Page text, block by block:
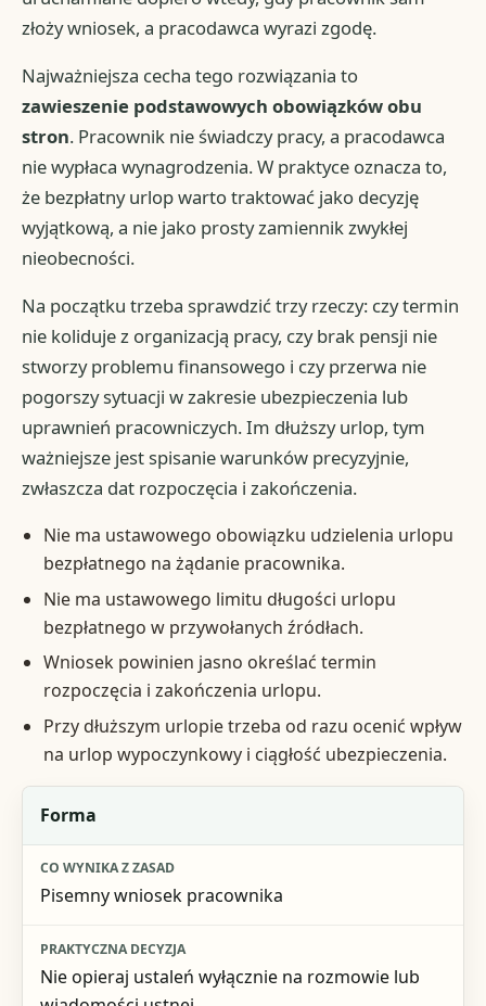
złoży wniosek, a pracodawca wyrazi zgodę.
Najważniejsza cecha tego rozwiązania to
zawieszenie podstawowych obowiązków obu
stron. Pracownik nie świadczy pracy, a pracodawca
nie wypłaca wynagrodzenia. W praktyce oznacza to,
że bezpłatny urlop warto traktować jako decyzję
wyjątkową, a nie jako prosty zamiennik zwykłej
nieobecności.
Na początku trzeba sprawdzić trzy rzeczy: czy termin
nie koliduje z organizacją pracy, czy brak pensji nie
stworzy problemu finansowego i czy przerwa nie
pogorszy sytuacji w zakresie ubezpieczenia lub
uprawnień pracowniczych. Im dłuższy urlop, tym
ważniejsze jest spisanie warunków precyzyjnie,
zwłaszcza dat rozpoczęcia i zakończenia.
Nie ma ustawowego obowiązku udzielenia urlopu
bezpłatnego na żądanie pracownika.
Nie ma ustawowego limitu długości urlopu
bezpłatnego w przywołanych źródłach.
Wniosek powinien jasno określać termin
rozpoczęcia i zakończenia urlopu.
Przy dłuższym urlopie trzeba od razu ocenić wpływ
na urlop wypoczynkowy i ciągłość ubezpieczenia.
Element
Co wynika z zasad
Praktyczna decyzja
Forma
Pisemny wniosek pracownika
Nie opieraj ustaleń wyłącznie na rozmowie lub